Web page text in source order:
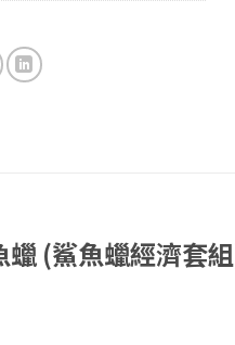
(鯊魚蠟經濟套